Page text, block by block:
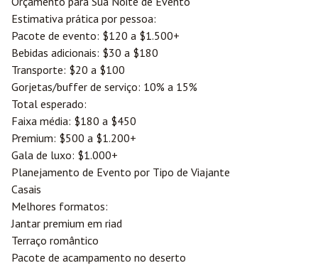
Estimativa prática por pessoa:
Pacote de evento: $120 a $1.500+
Bebidas adicionais: $30 a $180
Transporte: $20 a $100
Gorjetas/buffer de serviço: 10% a 15%
Total esperado:
Faixa média: $180 a $450
Premium: $500 a $1.200+
Gala de luxo: $1.000+
Planejamento de Evento por Tipo de Viajante
Casais
Melhores formatos:
Jantar premium em riad
Terraço romântico
Pacote de acampamento no deserto